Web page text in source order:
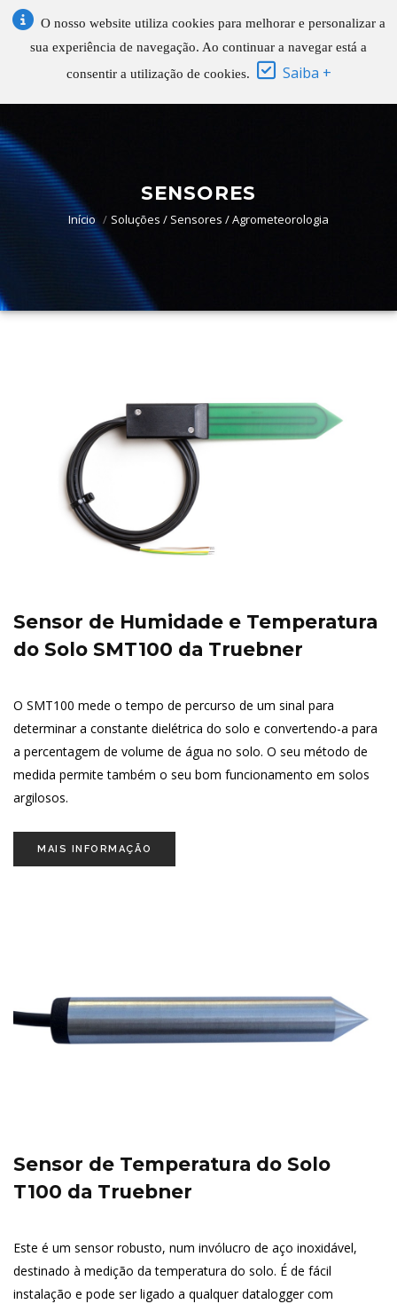
O nosso website utiliza cookies para melhorar e personalizar a
sua experiência de navegação. Ao continuar a navegar está a
consentir a utilização de cookies.
Saiba +
SENSORES
Início Soluções / Sensores / Agrometeorologia
Sensor de Humidade e Temperatura
do Solo SMT100 da Truebner
O SMT100 mede o tempo de percurso de um sinal para
determinar a constante dielétrica do solo e convertendo-a para
a percentagem de volume de água no solo. O seu método de
medida permite também o seu bom funcionamento em solos
argilosos.
MAIS INFORMAÇÃO
Sensor de Temperatura do Solo
T100 da Truebner
Este é um sensor robusto, num invólucro de aço inoxidável,
destinado à medição da temperatura do solo. É de fácil
instalação e pode ser ligado a qualquer datalogger com